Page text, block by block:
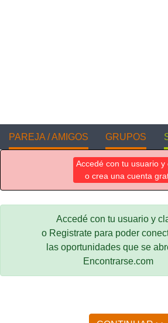
PAREJA / AMIGOS GRUPOS
Accedé con tu usuario y
o crea una cuenta
Accedé con tu usuario y
o Registrate para poder
las oportunidades que se
Encontrarse.com